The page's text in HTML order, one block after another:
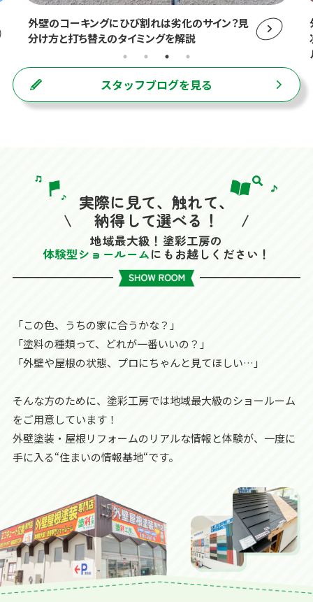
外壁のコーキングにひび割れは劣化のサイン？見
分け方と打ち替えのタイミングを解説
スタッフブログを見る
実際に見て、触れて、
納得して選べる！
地域最大級！塗彩工房の
体験型ショールームにもお越しください！
「この色、うちの家に合うかな？」
「塗料の種類って、どれが一番いいの？」
「外壁や屋根の状態、プロにちゃんと見てほしい…」
そんな方のために、塗彩工房では地域最大級のショールーム
をご用意しています！
外壁塗装・屋根リフォームのリアルな情報と体験が、一度に
手に入る“住まいの情報基地“です。